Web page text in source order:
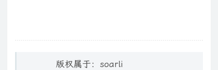
版权属于：soarli